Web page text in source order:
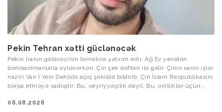
Pekin Tehran xətti güclənəcək
Pekin İranın gələcəyinin təməlinə yatırım edir. Ağ Ev yenidən
bombardmanlarla əylənərkən, Çin çek dəftəri ilə gəlir. Çinin xarici işlər
naziri Van İ Yeni Dehlidə açıq şəkildə bildirib: Çin İslam Respublikasını
bərpa etməyə sadiqdir. Bu, xeyriyyəçilik deyil. Bu, onilliklər üçün
möhkəmləndirmək və Amerika qurumlarını regiondan birdəfəlik
06.08.2026